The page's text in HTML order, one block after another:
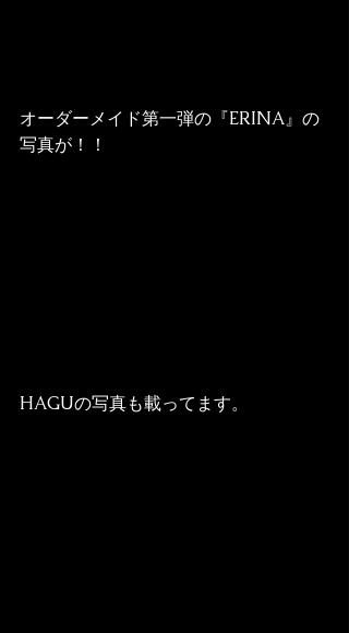
オーダーメイド第一弾の『ERINA』の
写真が！！
HAGUの写真も載ってます。